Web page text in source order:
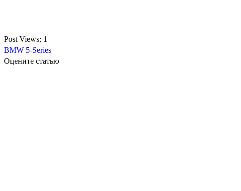
Post Views: 1
BMW 5-Series
Оцените статью